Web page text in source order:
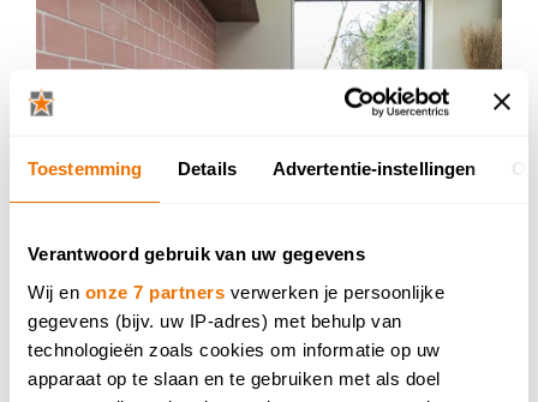
Toestemming Details Advertentie-instellingen
Verantwoord gebruik van uw gegevens
Wij en onze 7 partners verwerken je persoonlijke
gegevens (bijv. uw IP-adres) met behulp van
technologieën zoals cookies om informatie op uw
apparaat op te slaan en te gebruiken met als doel